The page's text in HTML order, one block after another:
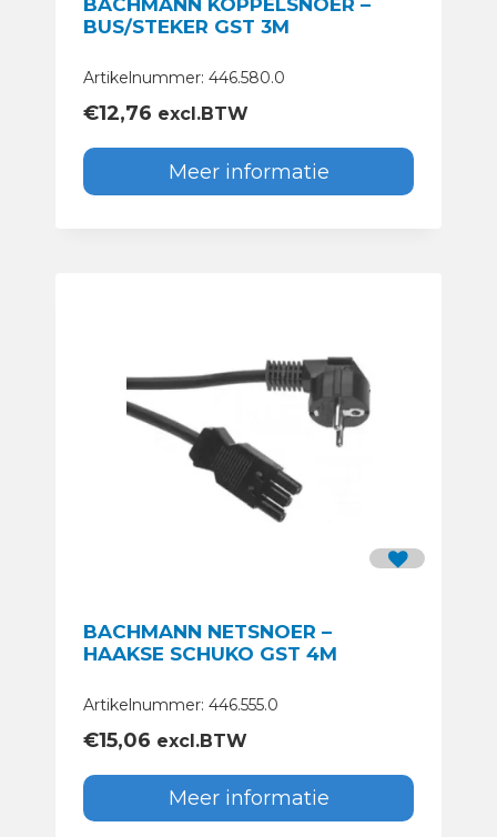
BACHMANN KOPPELSNOER –
BUS/STEKER GST 3M
Artikelnummer: 446.580.0
€12,76 excl.BTW
Meer informatie
BACHMANN NETSNOER –
HAAKSE SCHUKO GST 4M
Artikelnummer: 446.555.0
€15,06 excl.BTW
Meer informatie